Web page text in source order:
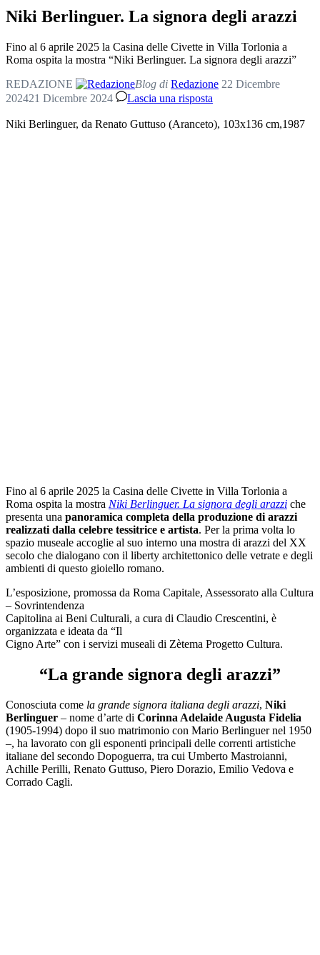
Niki Berlinguer. La signora degli arazzi
Fino al 6 aprile 2025 la Casina delle Civette in Villa Torlonia a
Roma ospita la mostra “Niki Berlinguer. La signora degli arazzi”
REDAZIONE
Blog di Redazione 22 Dicembre
202421 Dicembre 2024 Lascia una risposta
Niki Berlinguer, da Renato Guttuso (Aranceto), 103x136 cm,1987
Fino al 6 aprile 2025 la Casina delle Civette in Villa Torlonia a
Roma ospita la mostra Niki Berlinguer. La signora degli arazzi che
presenta una panoramica completa della produzione di arazzi
realizzati dalla celebre tessitrice e artista. Per la prima volta lo
spazio museale accoglie al suo interno una mostra di arazzi del XX
secolo che dialogano con il liberty architettonico delle vetrate e degli
ambienti di questo gioiello romano.
L’esposizione, promossa da Roma Capitale, Assessorato alla Cultura
– Sovrintendenza
Capitolina ai Beni Culturali, a cura di Claudio Crescentini, è
organizzata e ideata da “Il
Cigno Arte” con i servizi museali di Zètema Progetto Cultura.
“La grande signora degli arazzi”
Conosciuta come la grande signora italiana degli arazzi, Niki
Berlinguer – nome d’arte di Corinna Adelaide Augusta Fidelia
(1905-1994) dopo il suo matrimonio con Mario Berlinguer nel 1950
–, ha lavorato con gli esponenti principali delle correnti artistiche
italiane del secondo Dopoguerra, tra cui Umberto Mastroianni,
Achille Perilli, Renato Guttuso, Piero Dorazio, Emilio Vedova e
Corrado Cagli.